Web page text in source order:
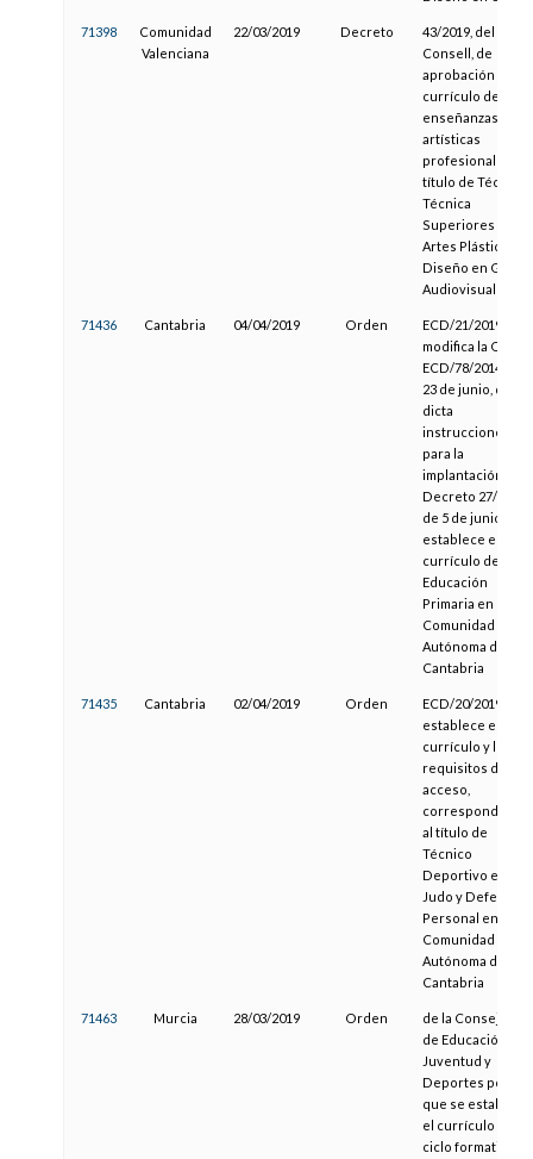
71398
Comunidad
Valenciana
22/03/2019 Decreto
43/2019, del
Consell, de
aprobación del
currículo de las
enseñanzas
artísticas
profesionales del
título de Técnico
Técnica
Superiores de
Artes Plásticas y
Diseño en
Audiovisual
71436 Cantabria 04/04/2019 Orden
ECD/21/2019, que
modifica la Orden
ECD/78/2014, de
23 de junio, que
dicta
instrucciones
para la
implantación del
Decreto 27/2014,
de 5 de junio, que
establece el
currículo de la
Educación
Primaria en la
Comunidad
Autónoma de
Cantabria
71435 Cantabria 02/04/2019 Orden
ECD/20/2019, que
establece el
currículo y los
requisitos de
acceso,
al título de
Técnico
Deportivo en
Judo y Defensa
Personal en la
Comunidad
Autónoma de
Cantabria
71463 Murcia 28/03/2019 Orden
de la Consejería
de Educación,
Juventud y
Deportes por la
que se establece
el currículo del
ciclo formativo de